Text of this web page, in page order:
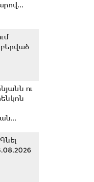
բերված
ու